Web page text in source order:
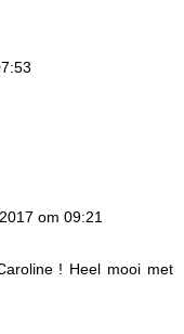
om 09:21
! Heel mooi met